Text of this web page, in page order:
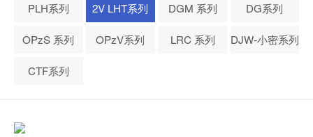
PLH系列 2V LHT系列 DGM 系列 DG系列
OPzS 系列 OPzV系列 LRC 系列 DJW-小密系列
CTF系列